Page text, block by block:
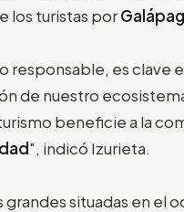
los turistas por
responsable, es clave
de nuestro
beneficie a la
", indicó Izurieta.
grandes situadas en el